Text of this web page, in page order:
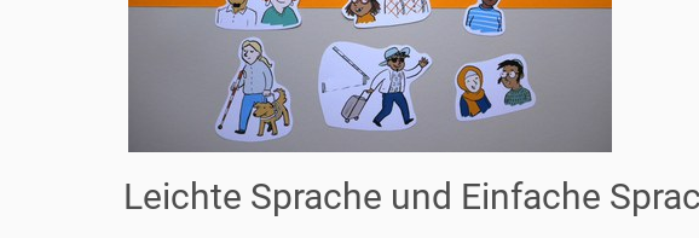
Leichte Sprache und Einfache